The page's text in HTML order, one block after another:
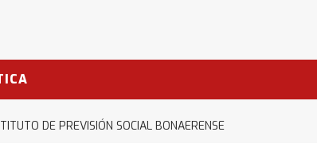
DE PREVISIÓN SOCIAL BONAERENSE